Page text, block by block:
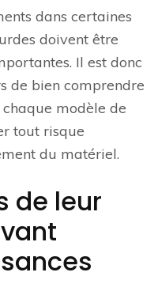
dans certaines
doivent être
Il est donc
de bien comprendre
modèle de
tout risque
du matériel.
de leur